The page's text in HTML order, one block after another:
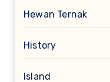
Hewan Ternak
History
Island